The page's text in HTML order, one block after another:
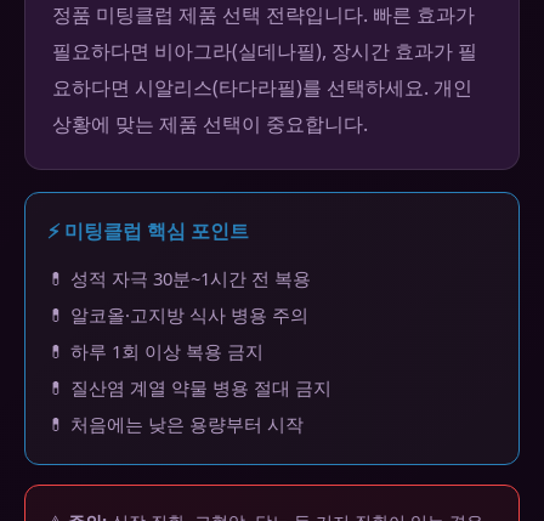
정품 미팅클럽 제품 선택 전략입니다. 빠른 효과가
필요하다면 비아그라(실데나필), 장시간 효과가 필
요하다면 시알리스(타다라필)를 선택하세요. 개인
상황에 맞는 제품 선택이 중요합니다.
⚡ 미팅클럽 핵심 포인트
💊 성적 자극 30분~1시간 전 복용
💊 알코올·고지방 식사 병용 주의
💊 하루 1회 이상 복용 금지
💊 질산염 계열 약물 병용 절대 금지
💊 처음에는 낮은 용량부터 시작